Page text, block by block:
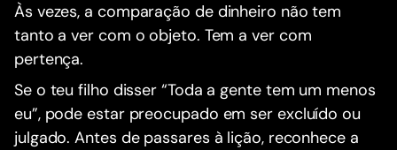
Às vezes, a comparação de dinheiro não tem
tanto a ver com o objeto. Tem a ver com
pertença.
Se o teu filho disser “Toda a gente tem um menos
eu”, pode estar preocupado em ser excluído ou
julgado. Antes de passares à lição, reconhece a